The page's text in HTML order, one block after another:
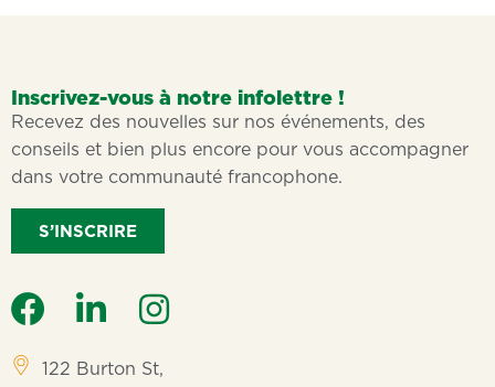
Inscrivez-vous à notre infolettre !
Recevez des nouvelles sur nos événements, des
conseils et bien plus encore pour vous accompagner
dans votre communauté francophone.
S’INSCRIRE
122 Burton St,